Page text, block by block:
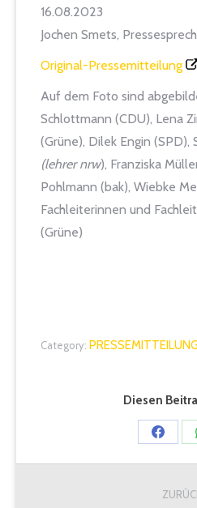
16.08.2023
Jochen Smets,
Original-Pressemitteilung
Auf dem Foto sind
Schlottmann (CDU), Lena
(Grüne), Dilek Engin
(lehrer nrw), Franziska
Pohlmann (bak), Wiebke
Fachleiterinnen und
(Grüne)
Category:
Diesen
Share
on